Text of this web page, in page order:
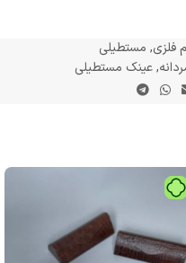
فلزی, مستطیلی
, عینک مستطیلی